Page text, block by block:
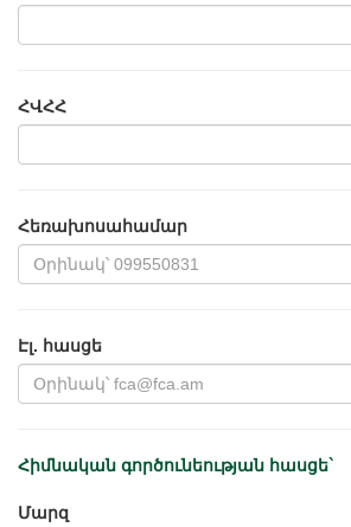
ՀՎՀՀ
Հեռախոսահամար
Էլ. հասցե
Հիմնական գործունեության հասցե`
Մարզ